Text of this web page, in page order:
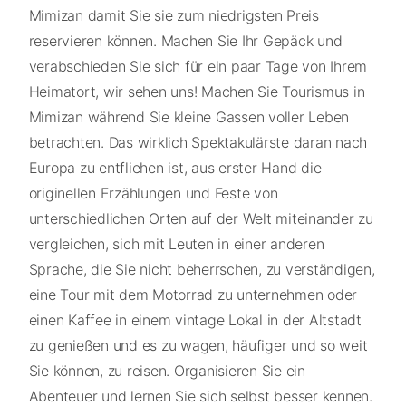
Mimizan damit Sie sie zum niedrigsten Preis
reservieren können. Machen Sie Ihr Gepäck und
verabschieden Sie sich für ein paar Tage von Ihrem
Heimatort, wir sehen uns! Machen Sie Tourismus in
Mimizan während Sie kleine Gassen voller Leben
betrachten. Das wirklich Spektakulärste daran nach
Europa zu entfliehen ist, aus erster Hand die
originellen Erzählungen und Feste von
unterschiedlichen Orten auf der Welt miteinander zu
vergleichen, sich mit Leuten in einer anderen
Sprache, die Sie nicht beherrschen, zu verständigen,
eine Tour mit dem Motorrad zu unternehmen oder
einen Kaffee in einem vintage Lokal in der Altstadt
zu genießen und es zu wagen, häufiger und so weit
Sie können, zu reisen. Organisieren Sie ein
Abenteuer und lernen Sie sich selbst besser kennen.